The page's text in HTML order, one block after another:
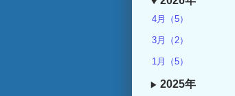
4月（5）
3月（2）
1月（5）
2025年